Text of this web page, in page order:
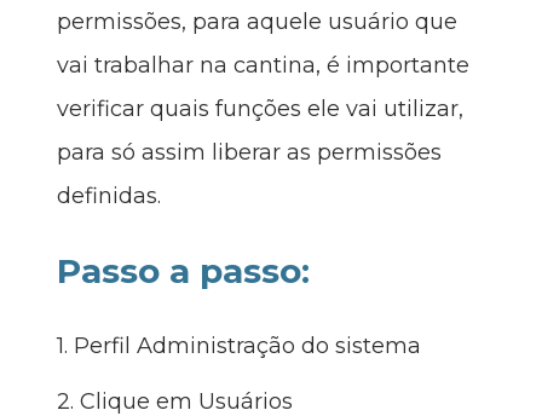
permissões, para aquele usuário que
vai trabalhar na cantina, é importante
verificar quais funções ele vai utilizar,
para só assim liberar as permissões
definidas.
Passo a passo:
1. Perfil Administração do sistema
2. Clique em Usuários